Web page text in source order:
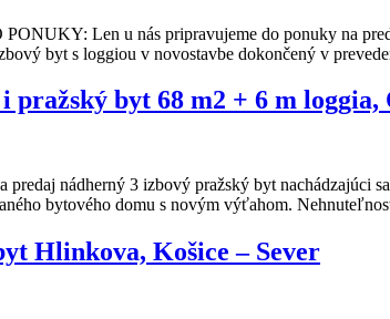
Len u nás pripravujeme do ponuky na
byt s loggiou v novostavbe dokončený v
byt 68 m2 + 6 m loggia,
predaj nádherný 3 izbový pražský byt
bytového domu s novým výťahom.
Hlinkova, Košice – Sever